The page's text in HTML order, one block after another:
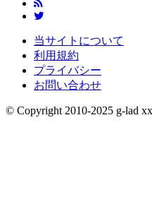
当サイトについて
利用規約
プライバシー
お問い合わせ
© Copyright 2010-2025 g-lad